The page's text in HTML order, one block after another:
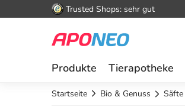
Trusted Shops: sehr gut
Produkte Tierapotheke
Startseite Bio & Genuss Säfte